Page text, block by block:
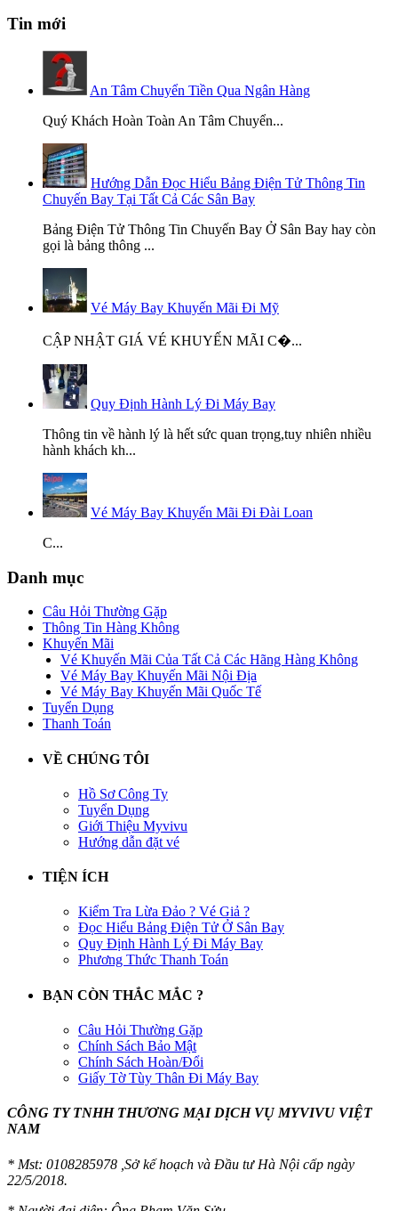
Tin mới
An Tâm Chuyển Tiền Qua Ngân Hàng
Quý Khách Hoàn Toàn An Tâm Chuyển...
Hướng Dẫn Đọc Hiểu Bảng Điện Tử Thông Tin
Chuyến Bay Tại Tất Cả Các Sân Bay
Bảng Điện Tử Thông Tin Chuyến Bay Ở Sân Bay hay còn
gọi là bảng thông ...
Vé Máy Bay Khuyến Mãi Đi Mỹ
CẬP NHẬT GIÁ VÉ KHUYẾN MÃI C�...
Quy Định Hành Lý Đi Máy Bay
Thông tin về hành lý là hết sức quan trọng,tuy nhiên nhiều
hành khách kh...
Vé Máy Bay Khuyến Mãi Đi Đài Loan
C...
Danh mục
Câu Hỏi Thường Gặp
Thông Tin Hàng Không
Khuyến Mãi
Vé Khuyến Mãi Của Tất Cả Các Hãng Hàng Không
Vé Máy Bay Khuyến Mãi Nội Địa
Vé Máy Bay Khuyến Mãi Quốc Tế
Tuyển Dụng
Thanh Toán
VỀ CHÚNG TÔI
Hồ Sơ Công Ty
Tuyển Dụng
Giới Thiệu Myvivu
Hướng dẫn đặt vé
TIỆN ÍCH
Kiểm Tra Lừa Đảo ? Vé Giả ?
Đọc Hiểu Bảng Điện Tử Ở Sân Bay
Quy Định Hành Lý Đi Máy Bay
Phương Thức Thanh Toán
BẠN CÒN THẮC MẮC ?
Câu Hỏi Thường Gặp
Chính Sách Bảo Mật
Chính Sách Hoàn/Đổi
Giấy Tờ Tùy Thân Đi Máy Bay
CÔNG TY TNHH THƯƠNG MẠI DỊCH VỤ MYVIVU VIỆT
NAM
* Mst: 0108285978 ,Sở kế hoạch và Đầu tư Hà Nội cấp ngày
22/5/2018.